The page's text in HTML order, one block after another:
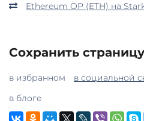
Ethereum OP (ETH) на
Сохранить
в избранном в социальной
в блоге